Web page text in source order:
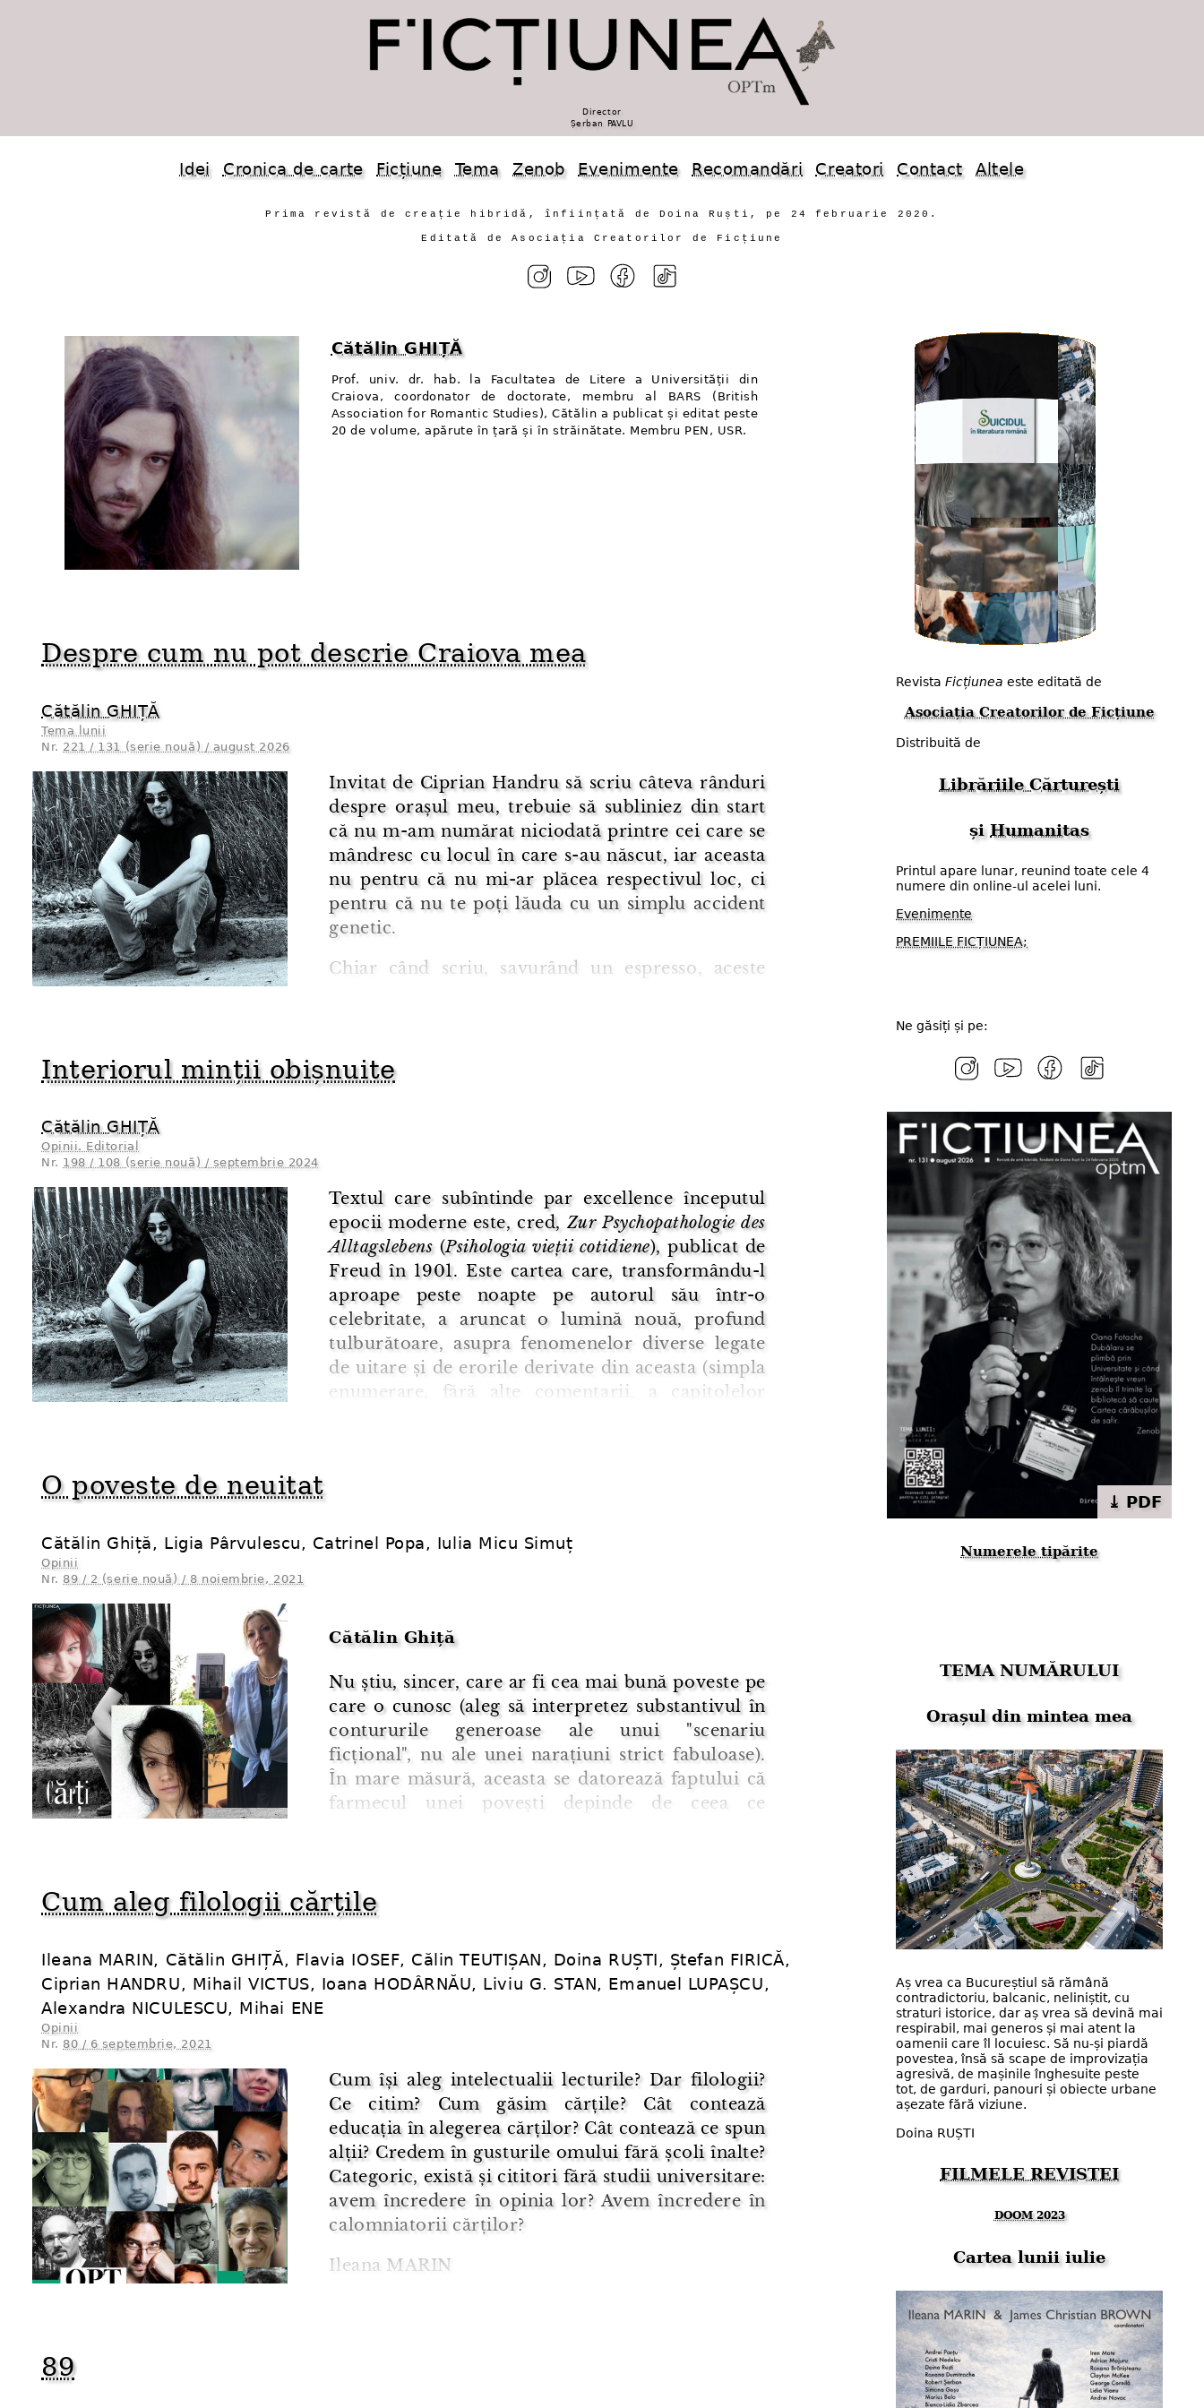
Director
Șerban PAVLU
Idei Cronica de carte Ficțiune Tema Zenob Evenimente Recomandări Creatori Contact Altele
Prima revistă de creație hibridă, înființată de Doina Ruști, pe 24 februarie 2020.
Editată de Asociația Creatorilor de Ficțiune
Cătălin GHIȚĂ
Prof. univ. dr. hab. la Facultatea de Litere a Universității din
Craiova, coordonator de doctorate, membru al BARS (British
Association for Romantic Studies), Cătălin a publicat și editat peste
20 de volume, apărute în țară și în străinătate. Membru PEN, USR.
Despre cum nu pot descrie Craiova mea
Cătălin GHIȚĂ
Tema lunii
Nr. 221 / 131 (serie nouă) / august 2026
Invitat de Ciprian Handru să scriu câteva rânduri
despre orașul meu, trebuie să subliniez din start
că nu m-am numărat niciodată printre cei care se
mândresc cu locul în care s-au născut, iar aceasta
nu pentru că nu mi-ar plăcea respectivul loc, ci
pentru că nu te poți lăuda cu un simplu accident
genetic.
Chiar când scriu, savurând un espresso, aceste
precis ...
Interiorul minții obișnuite
Cătălin GHIȚĂ
Opinii. Editorial
Nr. 198 / 108 (serie nouă) / septembrie 2024
Textul care subîntinde par excellence începutul
epocii moderne este, cred, Zur Psychopathologie des
Alltagslebens(Psihologia vieții cotidiene), publicat de
Freud în 1901. Este cartea care, transformându-l
aproape peste noapte pe autorul său într-o
celebritate, a aruncat o lumină nouă, profund
tulburătoare, asupra fenomenelor diverse legate
de uitare și de erorile derivate din aceasta (simpla
enumerare, fără alte comentarii, a capitolelor
O poveste de neuitat
Cătălin Ghiță, Ligia Pârvulescu, Catrinel Popa, Iulia Micu Simuț
Opinii
Nr. 89 / 2 (serie nouă) / 8 noiembrie, 2021
Cătălin Ghiță
Nu știu, sincer, care ar fi cea mai bună poveste pe
care o cunosc (aleg să interpretez substantivul în
contururile generoase ale unui "scenariu
ficțional", nu ale unei narațiuni strict fabuloase).
În mare măsură, aceasta se datorează faptului că
farmecul unei povești depinde de ceea ce
îndrăgostiți, cum sunt idilele lui Richardson sau ...
Cum aleg filologii cărțile
Ileana MARIN, Cătălin GHIȚĂ, Flavia IOSEF, Călin TEUTIȘAN, Doina RUȘTI, Ștefan FIRICĂ,
Ciprian HANDRU, Mihail VICTUS, Ioana HODÂRNĂU, Liviu G. STAN, Emanuel LUPAȘCU,
Alexandra NICULESCU, Mihai ENE
Opinii
Nr. 80 / 6 septembrie, 2021
Cum își aleg intelectualii lecturile? Dar filologii?
Ce citim? Cum găsim cărțile? Cât contează
educația în alegerea cărților? Cât contează ce spun
alții? Credem în gusturile omului fără școli înalte?
Categoric, există și cititori fără studii universitare:
avem încredere în opinia lor? Avem încredere în
calomniatorii cărților?
Ileana MARIN
89
Revista Ficțiunea este editată de
Asociația Creatorilor de Ficțiune
Distribuită de
Librăriile Cărturești
șiHumanitas
Printul apare lunar, reunind toate cele 4
numere din online-ul acelei luni.
Evenimente
PREMIILE FICȚIUNEA;
Ne găsiți și pe:
⤓ PDF
Numerele tipărite
TEMA NUMĂRULUI
Orașul din mintea mea
Aș vrea ca Bucureștiul să rămână
contradictoriu, balcanic, neliniștit, cu
straturi istorice, dar aș vrea să devină mai
respirabil, mai generos și mai atent la
oamenii care îl locuiesc. Să nu-și piardă
povestea, însă să scape de improvizația
agresivă, de mașinile înghesuite peste
tot, de garduri, panouri și obiecte urbane
așezate fără viziune.
Doina RUȘTI
FILMELE REVISTEI
DOOM 2023
Cartea lunii iulie